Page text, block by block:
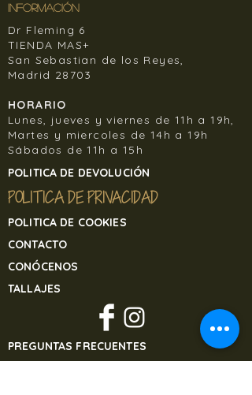
INFORMACIÓN
Dr Fleming 6
TIENDA MAS+
San Sebastian de los Reyes,
Madrid 28703
HORARIO
Lunes, jueves y viernes de 11h a 19h,
Martes y miercoles de 14h a 19h
Sábados de 11h a 15h
POLITICA DE DEVOLUCIÓN
POLITICA DE PRIVACIDAD
POLITICA DE COOKIES
CONTACTO
CONÓCENOS
TALLAJES
PREGUNTAS FRECUENTES